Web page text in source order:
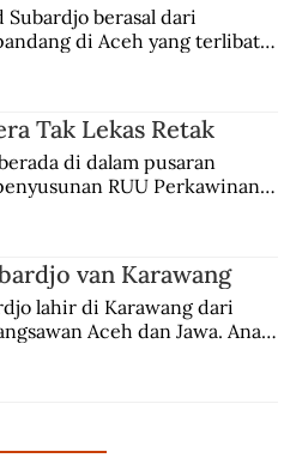
Subardjo berasal dari
di Aceh yang terlibat
Tak Lekas Retak
di dalam pusaran
RUU Perkawinan.
van Karawang
lahir di Karawang dari
Aceh dan Jawa. Anak